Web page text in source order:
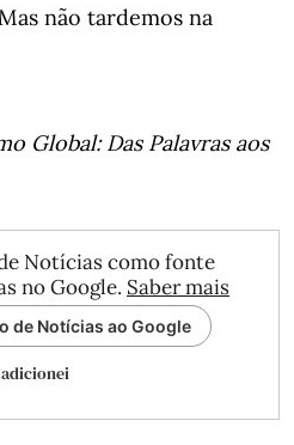
não tardemos na
Global: Das Palavras aos
Notícias como fonte
no Google. Saber mais
de Notícias ao Google
adicionei